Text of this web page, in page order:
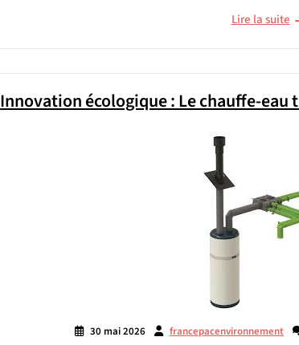
Lire la suite
Innovation écologique : Le chauffe-
30 mai 2026 francepacenvironnement